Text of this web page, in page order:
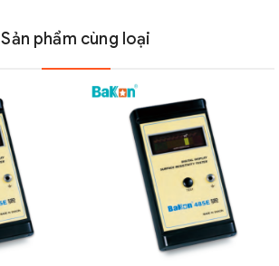
Sản phẩm cùng loại